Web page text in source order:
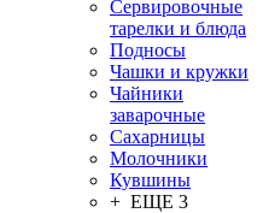
Сервировочные
тарелки и блюда
Подносы
Чашки и кружки
Чайники
заварочные
Сахарницы
Молочники
Кувшины
+ ЕЩЕ 3